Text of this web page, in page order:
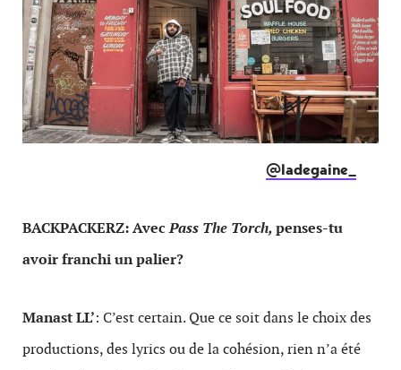
@ladegaine_
BACKPACKERZ: AvecPass The Torch,penses-tu
avoir franchi un palier?
Manast LL’: C’est certain. Que ce soit dans le choix des
productions, des lyrics ou de la cohésion, rien n’a été